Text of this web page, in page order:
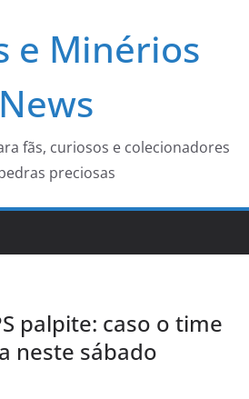
e Minérios
News
fãs, curiosos e colecionadores
preciosas
palpite: caso o time
neste sábado